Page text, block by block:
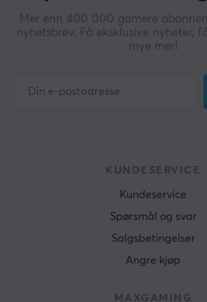
Mer enn 400 000 gamere
nyhetsbrev. Få eksklusive nyheter,
mye mer!
KUNDESERVICE
Kundeservice
Spørsmål og svar
Salgsbetingelser
Angre kjøp
MAXGAMING